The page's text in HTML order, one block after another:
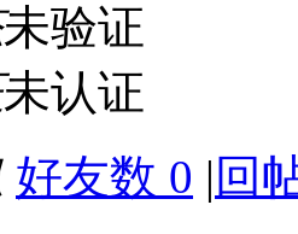
未验证
未认证
好友数 0 | 回